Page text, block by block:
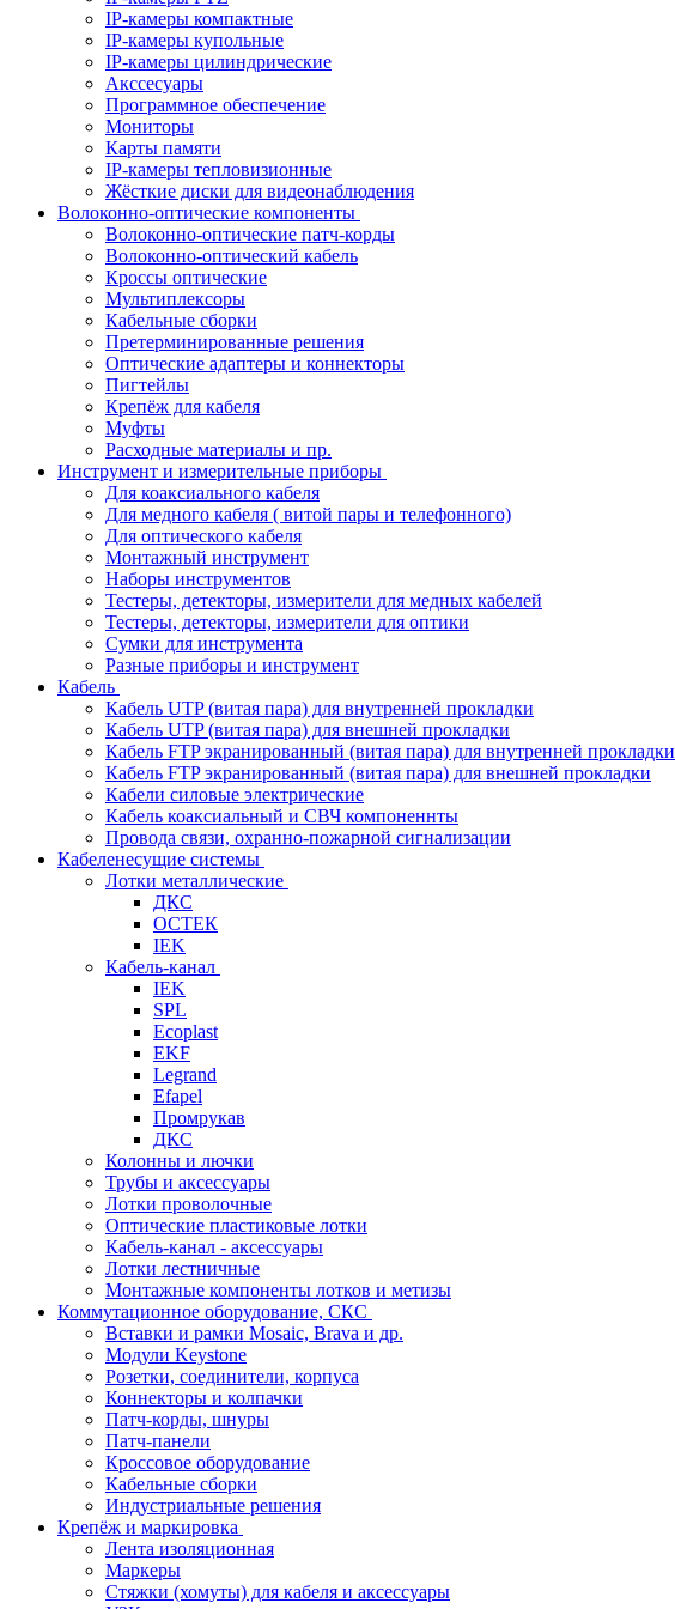
IP-камеры компактные
IP-камеры купольные
IP-камеры цилиндрические
Акссесуары
Программное обеспечение
Мониторы
Карты памяти
IP-камеры тепловизионные
Жёсткие диски для видеонаблюдения
Волоконно-оптические компоненты
Волоконно-оптические патч-корды
Волоконно-оптический кабель
Кроссы оптические
Мультиплексоры
Кабельные сборки
Претерминированные решения
Оптические адаптеры и коннекторы
Пигтейлы
Крепёж для кабеля
Муфты
Расходные материалы и пр.
Инструмент и измерительные приборы
Для коаксиального кабеля
Для медного кабеля ( витой пары и телефонного)
Для оптического кабеля
Монтажный инструмент
Наборы инструментов
Тестеры, детекторы, измерители для медных кабелей
Тестеры, детекторы, измерители для оптики
Сумки для инструмента
Разные приборы и инструмент
Кабель
Кабель UTP (витая пара) для внутренней прокладки
Кабель UTP (витая пара) для внешней прокладки
Кабель FTP экранированный (витая пара) для внутренней прокладки
Кабель FTP экранированный (витая пара) для внешней прокладки
Кабели силовые электрические
Кабель коаксиальный и СВЧ компоненнты
Провода связи, охранно-пожарной сигнализации
Кабеленесущие системы
Лотки металлические
ДКС
ОСТЕК
IEK
Кабель-канал
IEK
SPL
Ecoplast
EKF
Legrand
Efapel
Промрукав
ДКС
Колонны и лючки
Трубы и аксессуары
Лотки проволочные
Оптические пластиковые лотки
Кабель-канал - аксессуары
Лотки лестничные
Монтажные компоненты лотков и метизы
Коммутационное оборудование, СКС
Вставки и рамки Mosaic, Brava и др.
Модули Keystone
Розетки, соединители, корпуса
Коннекторы и колпачки
Патч-корды, шнуры
Патч-панели
Кроссовое оборудование
Кабельные сборки
Индустриальные решения
Крепёж и маркировка
Лента изоляционная
Маркеры
Стяжки (хомуты) для кабеля и аксессуары